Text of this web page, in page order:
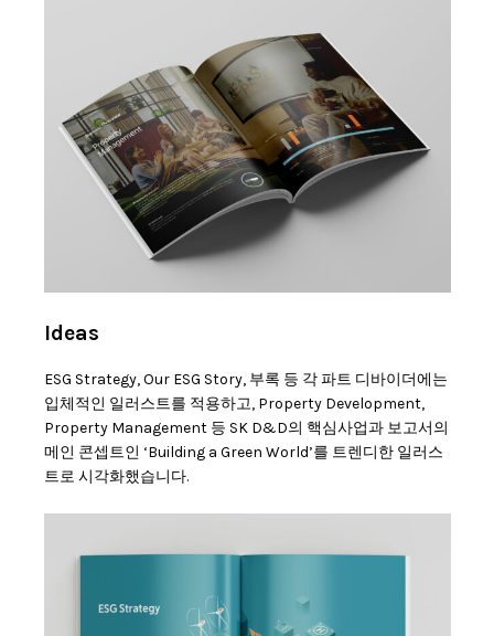
Ideas
ESG Strategy, Our ESG Story, 부록 등 각 파트 디바이더에는
입체적인 일러스트를 적용하고, Property Development,
Property Management 등 SK D&D의 핵심사업과 보고서의
메인 콘셉트인 ‘Building a Green World’를 트렌디한 일러스
트로 시각화했습니다.